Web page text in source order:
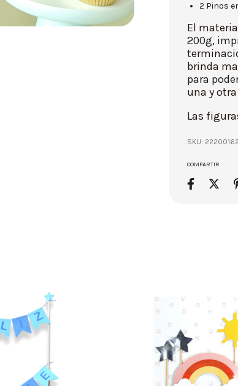
2 Pinos
El
200g,
brinda
para
una y otra
Las
SKU:
COMPARTIR